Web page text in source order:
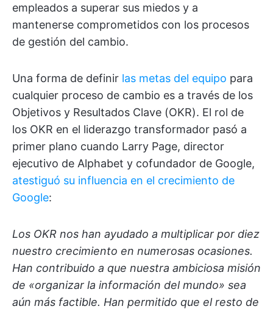
empleados a superar sus miedos y a
mantenerse comprometidos con los procesos
de gestión del cambio.
Una forma de definir las metas del equipo para
cualquier proceso de cambio es a través de los
Objetivos y Resultados Clave (OKR). El rol de
los OKR en el liderazgo transformador pasó a
primer plano cuando Larry Page, director
ejecutivo de Alphabet y cofundador de Google,
atestiguó su influencia en el crecimiento de
Google:
Los OKR nos han ayudado a multiplicar por diez
nuestro crecimiento en numerosas ocasiones.
Han contribuido a que nuestra ambiciosa misión
de «organizar la información del mundo» sea
aún más factible. Han permitido que el resto de